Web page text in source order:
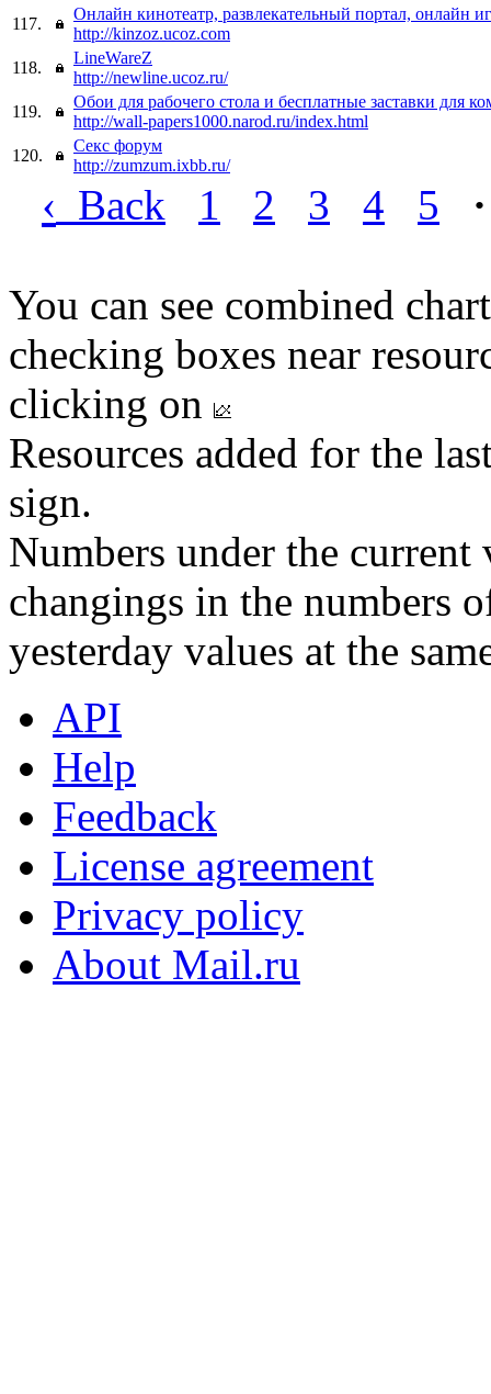
117.
Онлайн кинотеатр, развлекательный портал, онлайн
http://kinzoz.ucoz.com
118.
LineWareZ
http://newline.ucoz.ru/
119.
Обои для рабочего стола и бесплатные заставки для
http://wall-papers1000.narod.ru/index.html
120.
Секс форум
http://zumzum.ixbb.ru/
‹ Back 1 2 3 4 5
You can see combined
checking boxes near
clicking on
Resources added for the
sign.
Numbers under the
changings in the numbers
yesterday values at the
API
Help
Feedback
License agreement
Privacy policy
About Mail.ru